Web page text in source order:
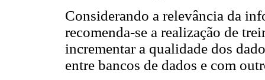
Considerando a relevância da
recomenda-se a realização de
incrementar a qualidade dos
entre bancos de dados e com